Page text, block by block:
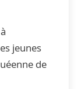
jeunes
de